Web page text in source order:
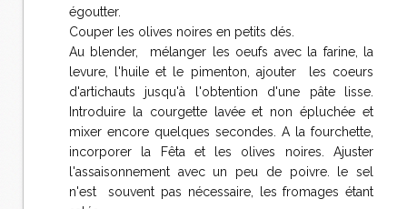
égoutter.
Couper les olives noires en petits dés.
Au blender, mélanger les oeufs avec la farine, la
levure, l'huile et le pimenton, ajouter les coeurs
d'artichauts jusqu'à l'obtention d'une pâte lisse.
Introduire la courgette lavée et non épluchée et
mixer encore quelques secondes. A la fourchette,
incorporer la Fêta et les olives noires. Ajuster
l'assaisonnement avec un peu de poivre. le sel
n'est souvent pas nécessaire, les fromages étant